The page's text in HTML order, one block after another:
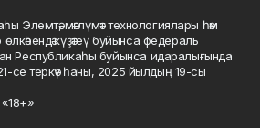
Элемтә, мәғлүмәт технологиялары һәм
күҙәтеү буйынса федераль
Республикаһы буйынса идаралығында
се теркәү һаны, 2025 йылдың 19-сы